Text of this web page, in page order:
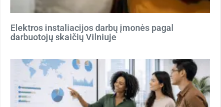
Elektros instaliacijos darbų įmonės pagal
darbuotojų skaičių Vilniuje